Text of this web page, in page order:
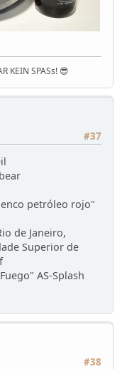
KEIN SPASs! 😎
#37
petróleo rojo"
de Janeiro,
Superior de
AS-Splash
#38